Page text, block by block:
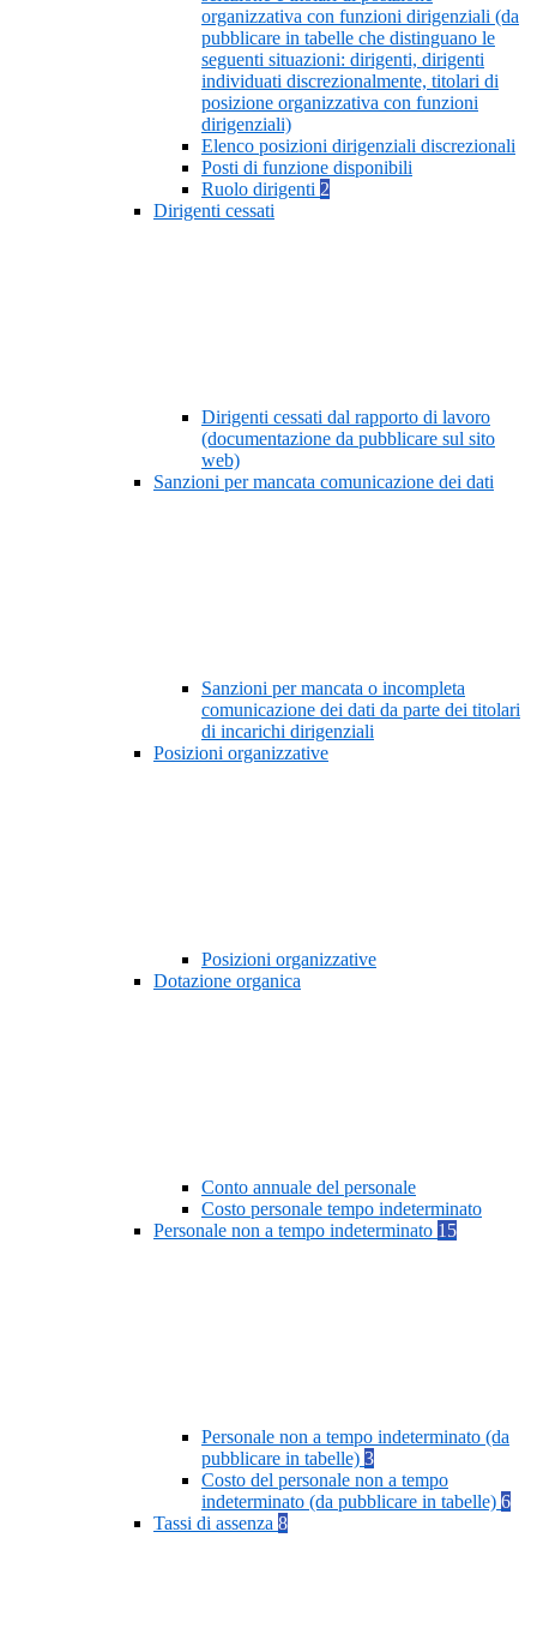
organizzativa con funzioni dirigenziali (da
pubblicare in tabelle che distinguano le
seguenti situazioni: dirigenti, dirigenti
individuati discrezionalmente, titolari di
posizione organizzativa con funzioni
dirigenziali)
Elenco posizioni dirigenziali discrezionali
Posti di funzione disponibili
Ruolo dirigenti 2
Dirigenti cessati
Dirigenti cessati dal rapporto di lavoro
(documentazione da pubblicare sul sito
web)
Sanzioni per mancata comunicazione dei dati
Sanzioni per mancata o incompleta
comunicazione dei dati da parte dei titolari
di incarichi dirigenziali
Posizioni organizzative
Posizioni organizzative
Dotazione organica
Conto annuale del personale
Costo personale tempo indeterminato
Personale non a tempo indeterminato 15
Personale non a tempo indeterminato (da
pubblicare in tabelle) 3
Costo del personale non a tempo
indeterminato (da pubblicare in tabelle) 6
Tassi di assenza 8